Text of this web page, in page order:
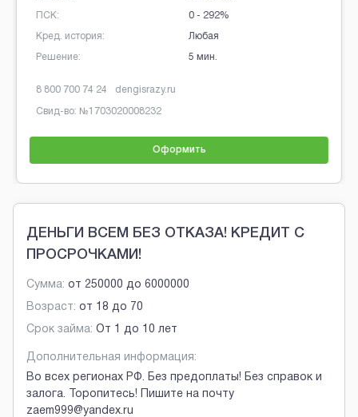
ПСК:
Кред. история:
Решение:
0 - 292%
Любая
5 мин.
8 800 700 74 24 dengisrazy.ru
Свид-во: №1703020008232
Оформить
Brobaza - Обычные объявления
ДЕНЬГИ ВСЕМ БЕЗ ОТКАЗА! КРЕДИТ С
ПРОСРОЧКАМИ!
Сумма: от 250000 до 6000000
Возраст: от 18 до 70
Срок займа: От 1 до 10 лет
Дополнительная информация:
Во всех регионах РФ. Без предоплаты! Без справок и
залога. Торопитесь! Пишите на почту
zaem999@yandex.ru